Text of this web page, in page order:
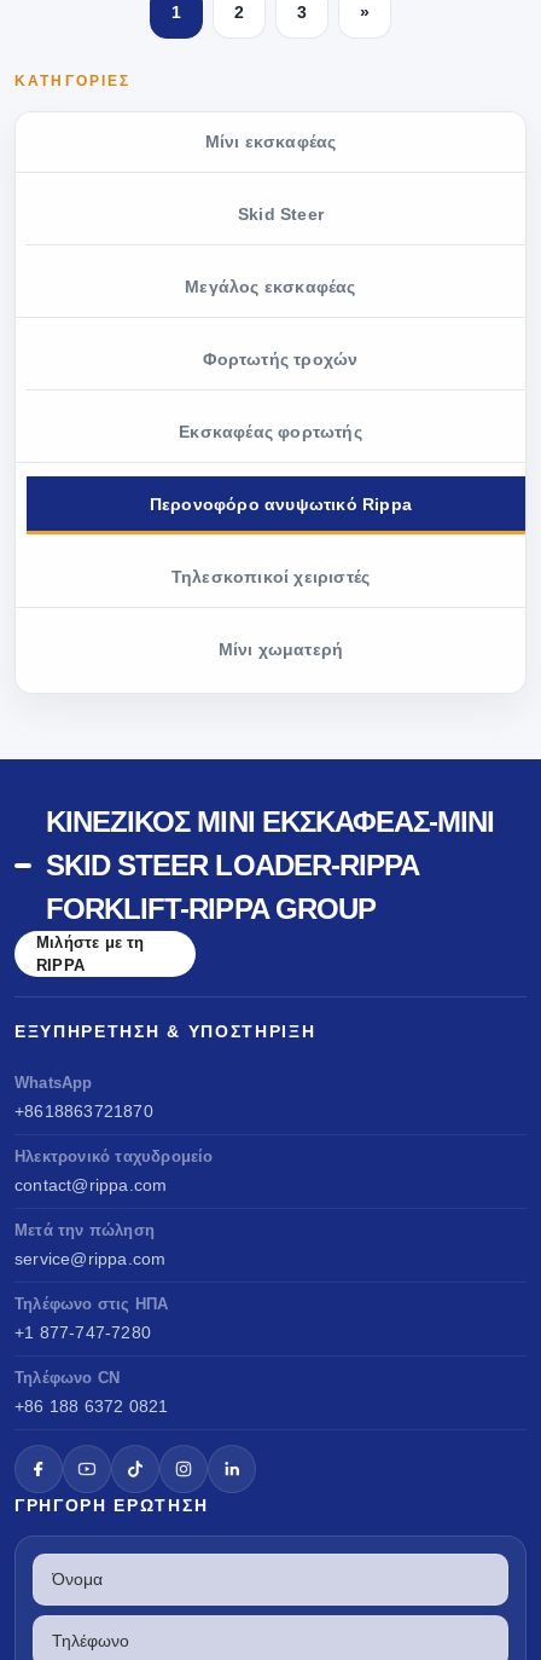
ΚΑΤΗΓΟΡΊΕΣ
Μίνι εκσκαφέας
Skid Steer
Μεγάλος εκσκαφέας
Φορτωτής τροχών
Εκσκαφέας φορτωτής
Περονοφόρο ανυψωτικό Rippa
Τηλεσκοπικοί χειριστές
Μίνι χωματερή
1 2 3 »
ΚΙΝΈΖΙΚΟΣ ΜΊΝΙ ΕΚΣΚΑΦΈΑΣ-MINI
SKID STEER LOADER-RIPPA
FORKLIFT-RIPPA GROUP
Μιλήστε με τη
RIPPA
ΕΞΥΠΗΡΈΤΗΣΗ & ΥΠΟΣΤΉΡΙΞΗ
WhatsApp
+8618863721870
Ηλεκτρονικό ταχυδρομείο
contact@rippa.com
Μετά την πώληση
service@rippa.com
Τηλέφωνο στις ΗΠΑ
+1 877-747-7280
Τηλέφωνο CN
+86 188 6372 0821
ΓΡΉΓΟΡΗ ΕΡΏΤΗΣΗ